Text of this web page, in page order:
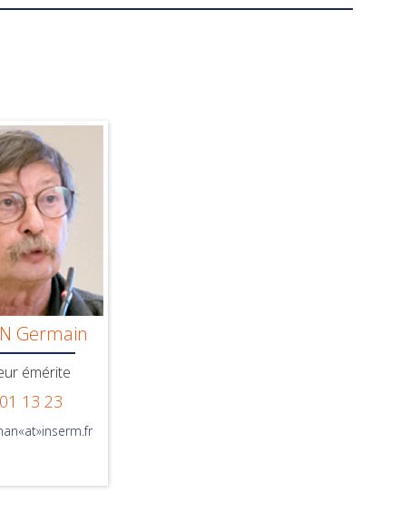
Germain
émérite
13 23